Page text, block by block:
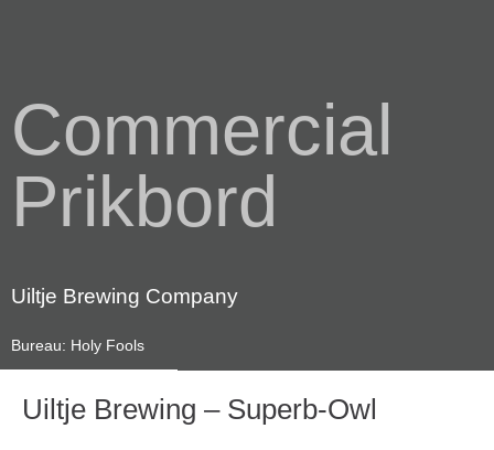
Commercial
Prikbord
Uiltje Brewing Company
Bureau: Holy Fools
Uiltje Brewing – Superb-Owl